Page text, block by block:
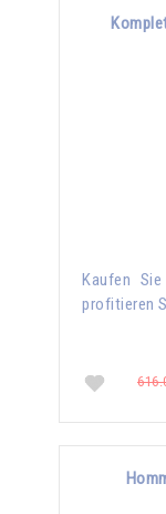
Kaufen
profitieren